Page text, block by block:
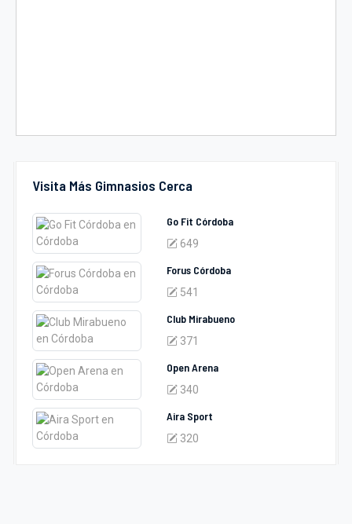
Visita Más Gimnasios Cerca
Go Fit Córdoba
649
Forus Córdoba
541
Club Mirabueno
371
Open Arena
340
Aira Sport
320